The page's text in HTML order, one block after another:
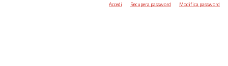
Accedi Recupera password Modifica password